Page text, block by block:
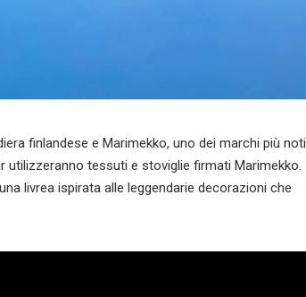
finlandese e Marimekko, uno dei marchi più noti
utilizzeranno tessuti e stoviglie firmati Marimekko.
livrea ispirata alle leggendarie decorazioni che